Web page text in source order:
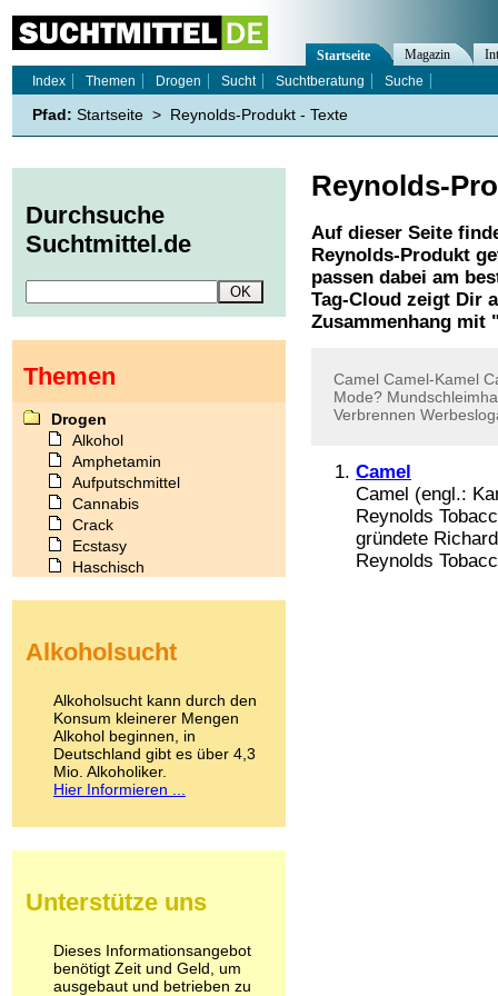
Reynolds-
Auf dieser Seite
Reynolds-Produkt
passen dabei am
Tag-Cloud zeigt Dir
Zusammenhang mit
Camel Camel-Kamel
Mode?
Verbrennen
Camel
Camel (engl.:
Reynolds
gründete
Reynolds
Startseite Magazin
Index
Themen Drogen Sucht Suchtberatung Suche
Pfad: Startseite > Reynolds-Produkt - Texte
Durchsuche
Suchtmittel.de
Themen
Drogen
Alkohol
Amphetamin
Aufputschmittel
Cannabis
Crack
Ecstasy
Haschisch
Kokain
LSD
Marihuana
Medikamente
Meskalin
Metamphetamin
Methadon
Pilze
Psychopharmaka
Schlafmittel
Schmerzmittel
Alkoholsucht
Alkoholsucht kann durch den
Konsum kleinerer Mengen
Alkohol beginnen, in
Deutschland gibt es über 4,3
Mio. Alkoholiker.
Hier Informieren ...
Unterstütze uns
Dieses Informationsangebot
benötigt Zeit und Geld, um
ausgebaut und betrieben zu